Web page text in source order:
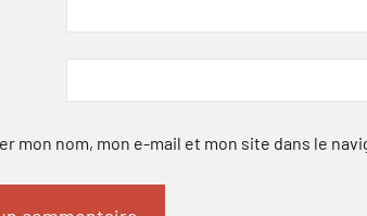
mon nom, mon e-mail et mon site dans le